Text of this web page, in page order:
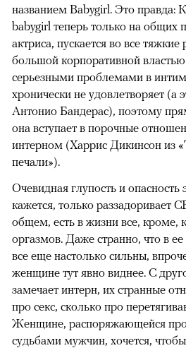
названием Babygirl. Это правда:
babygirl теперь только на общих
актриса, пускается во все
большой корпоративной
серьезными проблемами в
хронически не удовлетворяет (а
Антонио Бандерас), поэтому
она вступает в порочные
интерном (Харрис Дикинсон из
печали»).
Очевидная глупость и опасность
кажется, только раззадоривает
общем, есть в жизни все, кроме,
оргазмов. Даже странно, что в ее
все еще настолько сильны,
женщине тут явно виднее. С
замечает интерн, их странные
про секс, сколько про
Женщине, распоряжающейся
судьбами мужчин, хочется,